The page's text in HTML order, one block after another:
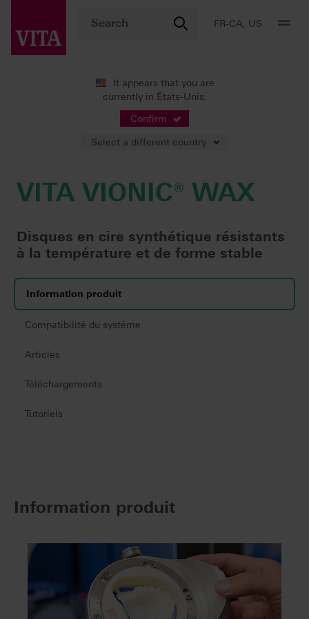
FR-CA, US
It appears that you are
currently in États-Unis.
Confirm
Select a different country
Prothèses numériques Fraisage
VITA VIONIC® WAX
Disques en cire synthétique résistants
à la température et de forme stable
Information produit
Compatibilité du système
Articles
Téléchargements
Tutoriels
Information produit